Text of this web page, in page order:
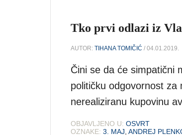
Tko prvi odlazi iz
AUTOR: TIHANA TOMIČIĆ / 04.01.2019.
Čini se da će simpatični
političku odgovornost
nerealiziranu kupovinu
OBJAVLJENO U: OSVRT
OZNAKE: 3. MAJ ANDREJ